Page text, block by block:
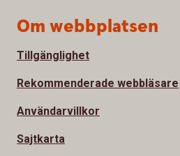
Om webbplatsen
Tillgänglighet
Rekommenderade webbläsare
Användarvillkor
Sajtkarta